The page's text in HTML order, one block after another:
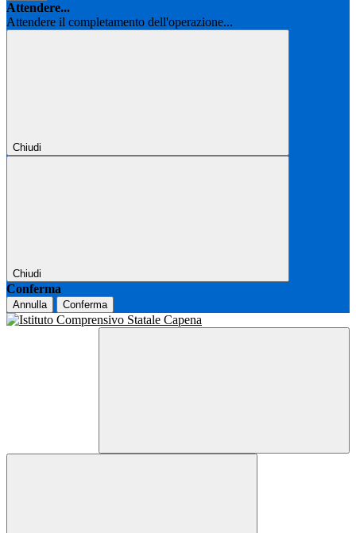
Attendere...
Attendere il completamento dell'operazione...
Chiudi
Chiudi
Conferma
Annulla Conferma